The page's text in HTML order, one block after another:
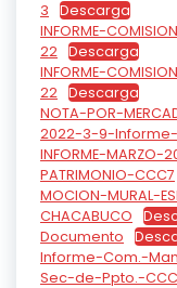
3
Descarga
INFORME-
22 Descarga
INFORME-
22 Descarga
NOTA-POR-
2022-3-9-
INFORME-MARZO-
PATRIMONIO-CCC7
MOCION-MURAL-
CHACABUCO
Documento
Informe-Com.-
Sec-de-Ppto.-